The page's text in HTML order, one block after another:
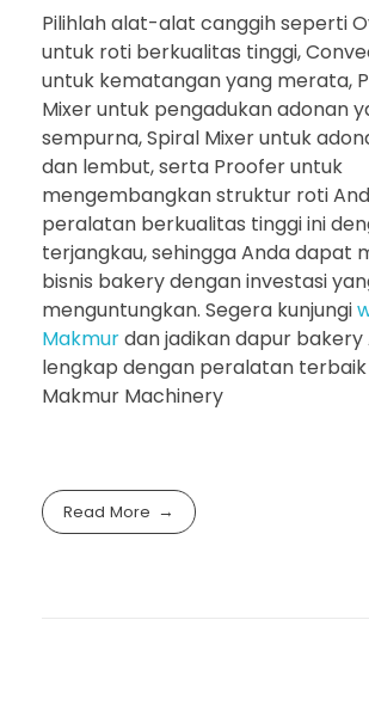
Pilihlah alat-alat canggih seperti
untuk roti berkualitas tinggi,
untuk kematangan yang merata,
Mixer untuk pengadukan adonan
sempurna, Spiral Mixer untuk
dan lembut, serta Proofer untuk
mengembangkan struktur roti
peralatan berkualitas tinggi ini
terjangkau, sehingga Anda dapat
bisnis bakery dengan investasi
menguntungkan. Segera kunjungi
Makmurdan jadikan dapur bakery
lengkap dengan peralatan terbaik
Makmur Machinery
Read More